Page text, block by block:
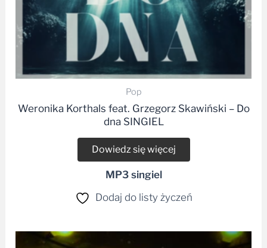
Pop
Weronika Korthals feat. Grzegorz Skawiński – Do
dna SINGIEL
Dowiedz się więcej
MP3 singiel
Dodaj do listy życzeń